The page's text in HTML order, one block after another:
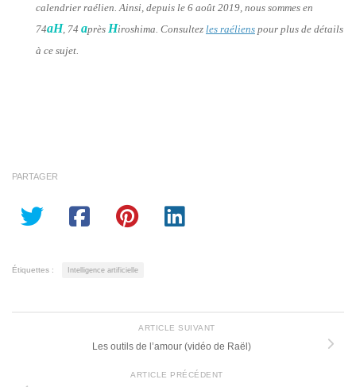
calendrier raélien. Ainsi, depuis le 6 août 2019, nous sommes en
74aH, 74 après Hiroshima. Consultez les raéliens pour plus de détails
à ce sujet.
PARTAGER
Étiquettes : Intelligence artificielle
ARTICLE SUIVANT
Les outils de l’amour (vidéo de Raël)
ARTICLE PRÉCÉDENT